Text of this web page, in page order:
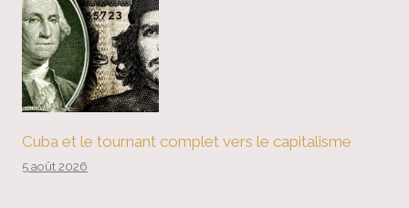
Cuba et le tournant complet vers le capitalisme
5 août 2026